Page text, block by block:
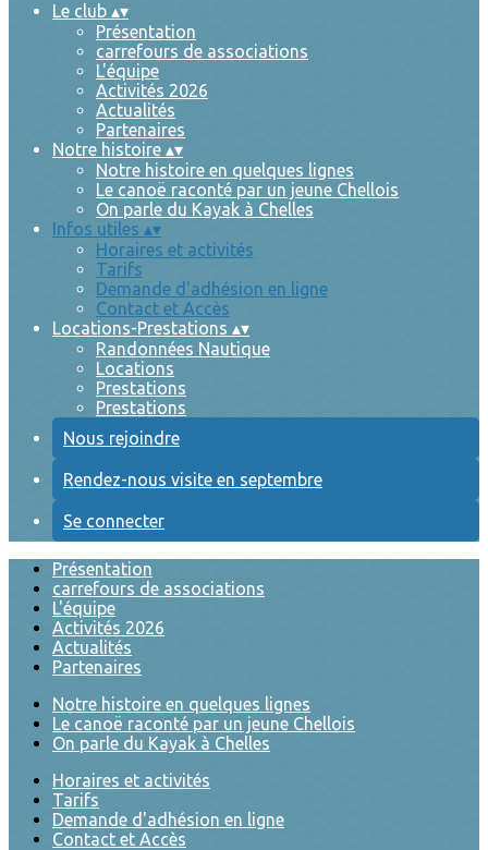
Le club ▴▾
Présentation
carrefours de associations
L'équipe
Activités 2026
Actualités
Partenaires
Notre histoire ▴▾
Notre histoire en quelques lignes
Le canoë raconté par un jeune Chellois
On parle du Kayak à Chelles
Infos utiles ▴▾
Horaires et activités
Tarifs
Demande d'adhésion en ligne
Contact et Accès
Locations-Prestations ▴▾
Randonnées Nautique
Locations
Prestations
Prestations
Nous rejoindre
Rendez-nous visite en septembre
Se connecter
Présentation
carrefours de associations
L'équipe
Activités 2026
Actualités
Partenaires
Notre histoire en quelques lignes
Le canoë raconté par un jeune Chellois
On parle du Kayak à Chelles
Horaires et activités
Tarifs
Demande d'adhésion en ligne
Contact et Accès